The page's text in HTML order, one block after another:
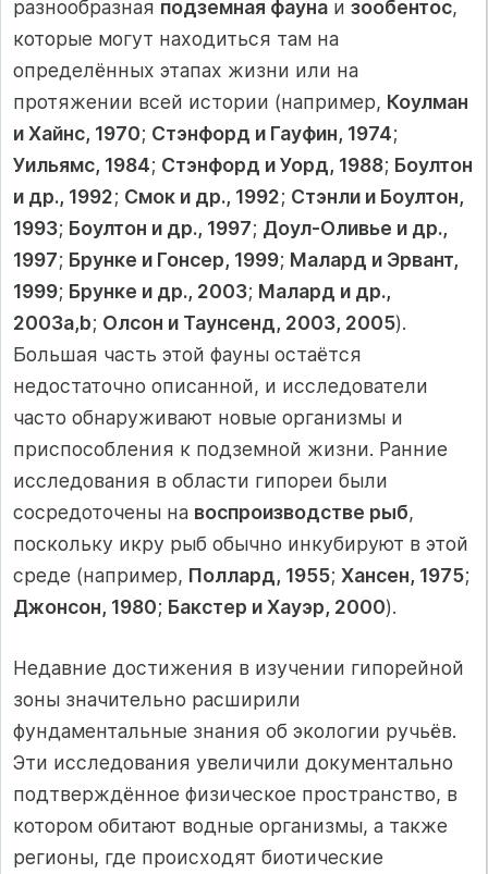
разнообразная подземная фауна и зообентос,
которые могут находиться там на
определённых этапах жизни или на
протяжении всей истории (например, Коулман
и Хайнс, 1970; Стэнфорд и Гауфин, 1974;
Уильямс, 1984; Стэнфорд и Уорд, 1988; Боултон
и др., 1992; Смок и др., 1992; Стэнли и Боултон,
1993; Боултон и др., 1997; Доул-Оливье и др.,
1997; Брунке и Гонсер, 1999; Малард и Эрвант,
1999; Брунке и др., 2003; Малард и др.,
2003a,b; Олсон и Таунсенд, 2003, 2005).
Большая часть этой фауны остаётся
недостаточно описанной, и исследователи
часто обнаруживают новые организмы и
приспособления к подземной жизни. Ранние
исследования в области гипореи были
сосредоточены на воспроизводстве рыб,
поскольку икру рыб обычно инкубируют в этой
среде (например, Поллард, 1955; Хансен, 1975;
Джонсон, 1980; Бакстер и Хауэр, 2000).
Недавние достижения в изучении гипорейной
зоны значительно расширили
фундаментальные знания об экологии ручьёв.
Эти исследования увеличили документально
подтверждённое физическое пространство, в
котором обитают водные организмы, а также
регионы, где происходят биотические